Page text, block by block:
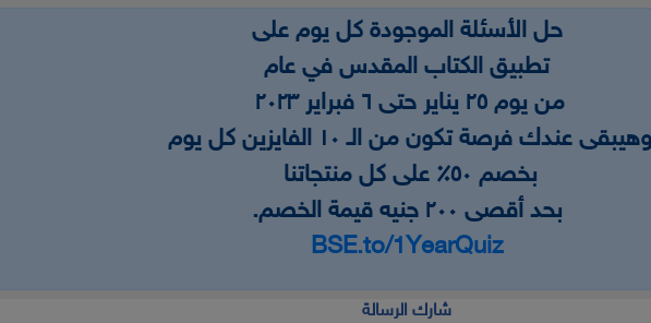
حل الأسئلة الموجودة كل يوم على
تطبيق الكتاب المقدس في عام
من يوم ٢٥ يناير حتى ٦ فبراير ٢٠٢٣
وهيبقى عندك فرصة تكون من الـ ١٠ الفايزين كل يوم
بخصم ٥٠٪ على كل منتجاتنا
بحد أقصى ٢٠٠ جنيه قيمة الخصم.
BSE.to/1YearQuiz
شارك الرسالة